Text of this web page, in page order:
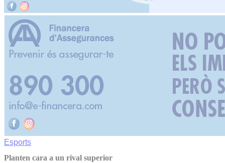
Esports
Planten cara a un rival superior